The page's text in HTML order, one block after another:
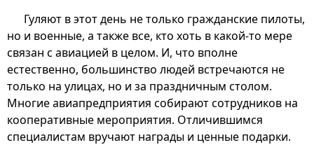
Гуляют в этот день не только гражданские пилоты,
но и военные, а также все, кто хоть в какой-то мере
связан с авиацией в целом. И, что вполне
естественно, большинство людей встречаются не
только на улицах, но и за праздничным столом.
Многие авиапредприятия собирают сотрудников на
кооперативные мероприятия. Отличившимся
специалистам вручают награды и ценные подарки.